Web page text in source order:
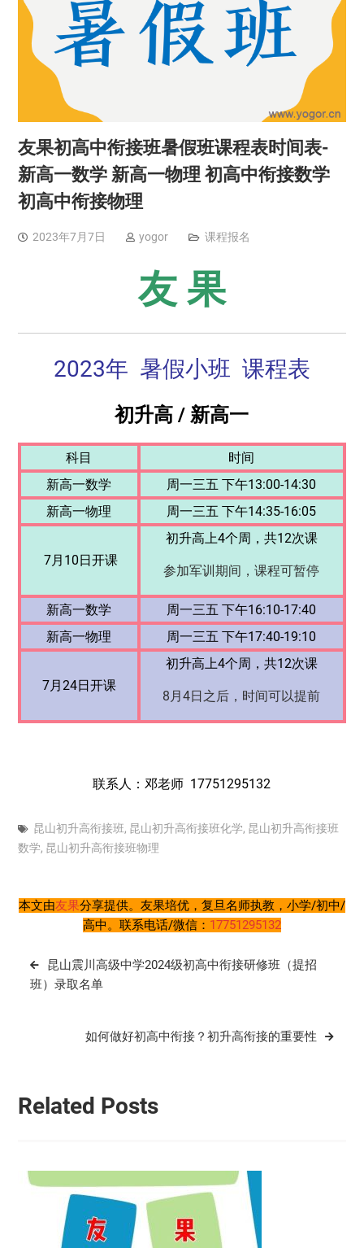
友果初高中衔接班暑假班课程表时间表-
新高一数学 新高一物理 初高中衔接数学
初高中衔接物理
2023年7月7日 yogor 课程报名
友 果
2023年 暑假小班 课程表
初升高 / 新高一
科目
时间
新高一数学
周一三五 下午13:00-14:30
新高一物理
周一三五 下午14:35-16:05
7月10日开课
初升高上4个周，共12次课
参加军训期间，课程可暂停
新高一数学
周一三五 下午16:10-17:40
新高一物理
周一三五 下午17:40-19:10
7月24日开课
初升高上4个周，共12次课
8月4日之后，时间可以提前
联系人：邓老师 17751295132
昆山初升高衔接班, 昆山初升高衔接班化学, 昆山初升高衔接班
数学, 昆山初升高衔接班物理
本文由友果分享提供。友果培优，复旦名师执教，小学/初中/
高中。联系电话/微信： 17751295132
文
章
昆山震川高级中学2024级初高中衔接研修班（提招
班）录取名单
如何做好初高中衔接？初升高衔接的重要性
Related Posts